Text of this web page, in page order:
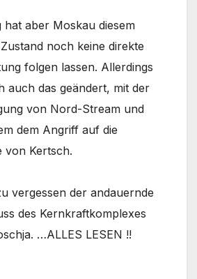
hat aber Moskau diesem
noch keine direkte
folgen lassen. Allerdings
auch das geändert, mit der
von Nord-Stream und
dem Angriff auf die
von Kertsch.
vergessen der andauernde
des Kernkraftkomplexes
…ALLES LESEN !!